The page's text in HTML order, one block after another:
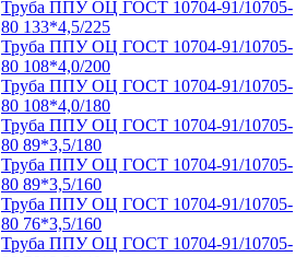
Труба ППУ ОЦ ГОСТ 10704-91/10705-
80 133*4,5/225
Труба ППУ ОЦ ГОСТ 10704-91/10705-
80 108*4,0/200
Труба ППУ ОЦ ГОСТ 10704-91/10705-
80 108*4,0/180
Труба ППУ ОЦ ГОСТ 10704-91/10705-
80 89*3,5/180
Труба ППУ ОЦ ГОСТ 10704-91/10705-
80 89*3,5/160
Труба ППУ ОЦ ГОСТ 10704-91/10705-
80 76*3,5/160
Труба ППУ ОЦ ГОСТ 10704-91/10705-